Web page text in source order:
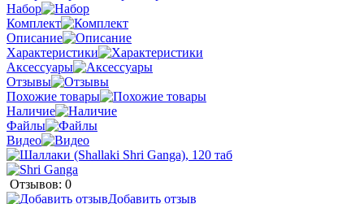
Набор
Комплект
Описание
Характеристики
Аксессуары
Отзывы
Похожие товары
Наличие
Файлы
Видео
Отзывов: 0
Добавить отзыв